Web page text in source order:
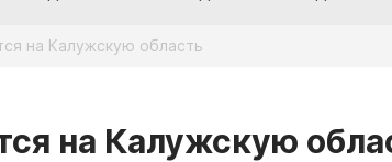
на Калужскую область
на Калужскую